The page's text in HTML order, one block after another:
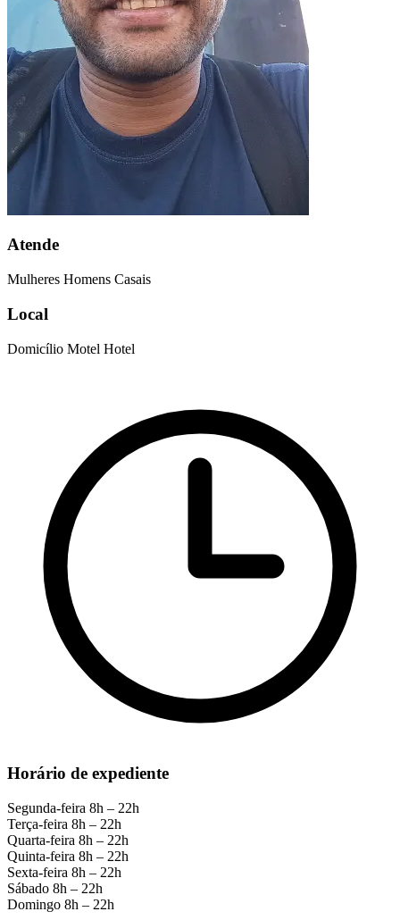
Atende
Mulheres Homens Casais
Local
Domicílio Motel Hotel
Horário de expediente
Segunda-feira 8h – 22h
Terça-feira 8h – 22h
Quarta-feira 8h – 22h
Quinta-feira 8h – 22h
Sexta-feira 8h – 22h
Sábado 8h – 22h
Domingo 8h – 22h